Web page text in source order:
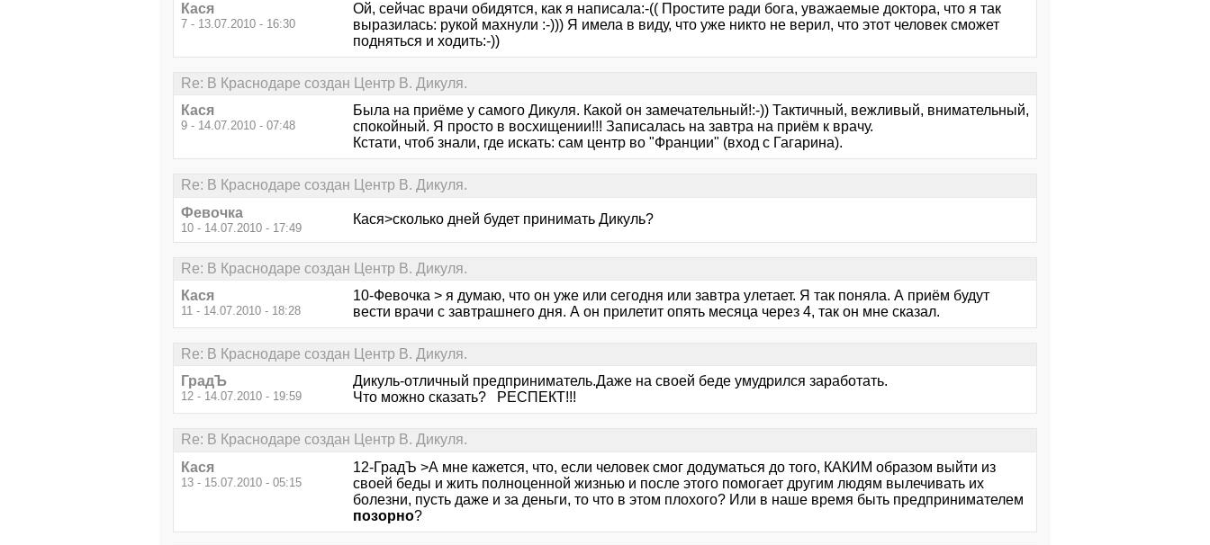
Кася
7 - 13.07.2010 - 16:30
Ой, сейчас врачи обидятся, как я написала:-(( Простите ради бога, уважаемые доктора, что я так
выразилась: рукой махнули :-))) Я имела в виду, что уже никто не верил, что этот человек сможет
подняться и ходить:-))
Re: В Краснодаре создан Центр В. Дикуля.
Кася
9 - 14.07.2010 - 07:48
Была на приёме у самого Дикуля. Какой он замечательный!:-)) Тактичный, вежливый, внимательный,
спокойный. Я просто в восхищении!!! Записалась на завтра на приём к врачу.
Кстати, чтоб знали, где искать: сам центр во "Франции" (вход с Гагарина).
Re: В Краснодаре создан Центр В. Дикуля.
Февочка
10 - 14.07.2010 - 17:49
Кася>сколько дней будет принимать Дикуль?
Re: В Краснодаре создан Центр В. Дикуля.
Кася
11 - 14.07.2010 - 18:28
10-Февочка > я думаю, что он уже или сегодня или завтра улетает. Я так поняла. А приём будут
вести врачи с завтрашнего дня. А он прилетит опять месяца через 4, так он мне сказал.
Re: В Краснодаре создан Центр В. Дикуля.
ГрадЪ
12 - 14.07.2010 - 19:59
Дикуль-отличный предприниматель.Даже на своей беде умудрился заработать.
Что можно сказать? РЕСПЕКТ!!!
Re: В Краснодаре создан Центр В. Дикуля.
Кася
13 - 15.07.2010 - 05:15
12-ГрадЪ >А мне кажется, что, если человек смог додуматься до того, КАКИМ образом выйти из
своей беды и жить полноценной жизнью и после этого помогает другим людям вылечивать их
болезни, пусть даже и за деньги, то что в этом плохого? Или в наше время быть предпринимателем
позорно?